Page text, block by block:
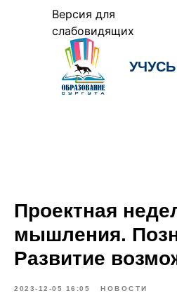
Версия для
слабовидящих
Проектная
мышления.
Развитие
2023-12-05 16:05 НОВОСТИ